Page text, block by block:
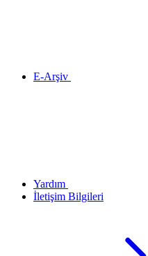
E-Arşiv
Yardım
İletişim Bilgileri